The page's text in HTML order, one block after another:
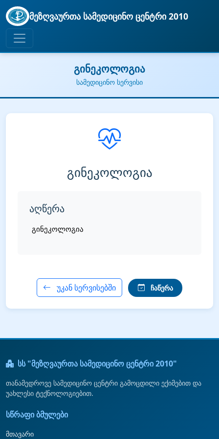
მეზღვაურთა სამედიცინო ცენტრი 2010
გინეკოლოგია
სამედიცინო სერვისი
გინეკოლოგია
აღწერა
გინეკოლოგია
უკან სერვისებში ჩაწერა
სს "მეზღვაურთა სამედიცინო ცენტრი 2010"
თანამედროვე სამედიცინო ცენტრი გამოცდილი ექიმებით და
უახლესი ტექნოლოგიებით.
სწრაფი ბმულები
მთავარი